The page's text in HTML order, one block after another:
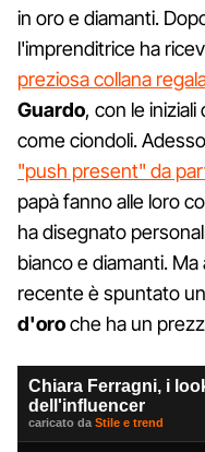
in oro e diamanti.
l'imprenditrice ha
preziosa collana
Guardo, con le
come ciondoli.
"push present" da
papà fanno alle loro
ha disegnato
bianco e diamanti. Ma
recente è spuntato
d'oroche ha un